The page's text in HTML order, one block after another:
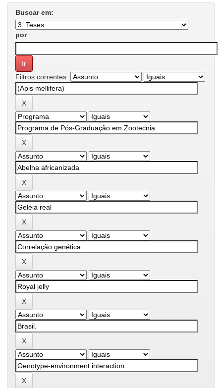
Buscar em:
por
Filtros correntes: